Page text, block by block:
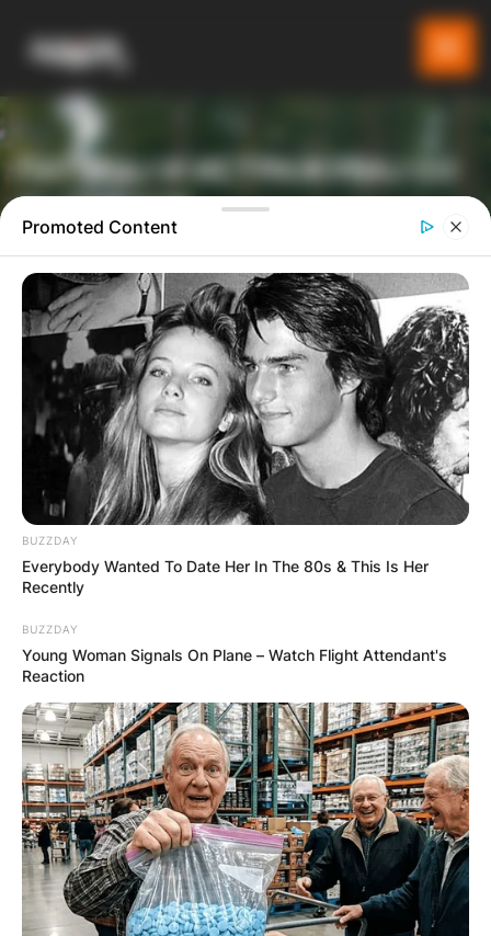
ПАТУВАЈ И ИСТРАЖУВАЈ СО
GLADIATOR
ТУРИСТИЧКА ПЛАТФОРМА
Барај
КАТЕГОРИИ
Пронајдете го тоа што ве интересира
најмногу
Promoted Content
BUZZDAY
Everybody Wanted To Date Her In The 80s & This Is Her
Recently
BUZZDAY
Young Woman Signals On Plane – Watch Flight Attendant's
Reaction